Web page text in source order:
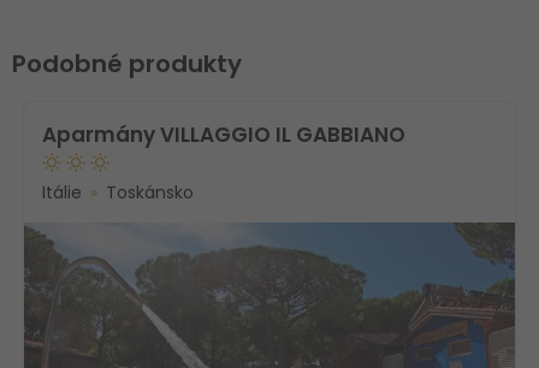
Podobné produkty
Aparmány VILLAGGIO IL GABBIANO
Itálie Toskánsko